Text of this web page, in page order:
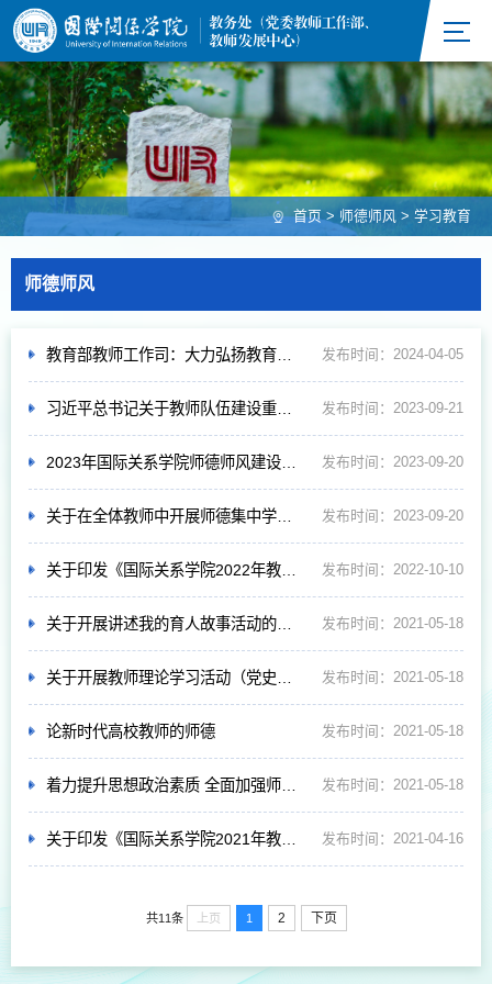
首页 > 师德师风 > 学习教育
师德师风
发布时间：2024-04-05
发布时间：2023-09-21
发布时间：2023-09-20
发布时间：2023-09-20
发布时间：2022-10-10
发布时间：2021-05-18
发布时间：2021-05-18
发布时间：2021-05-18
论新时代高校教师的师德
发布时间：2021-05-18
发布时间：2021-04-16
共11条 上页 1 2 下页